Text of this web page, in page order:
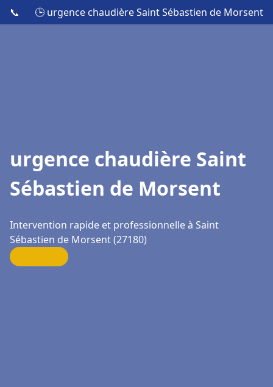
📞 🕒 urgence chaudière Saint Sébastien de Morsent
urgence chaudière Saint
Sébastien de Morsent
Intervention rapide et professionnelle à Saint
Sébastien de Morsent (27180)